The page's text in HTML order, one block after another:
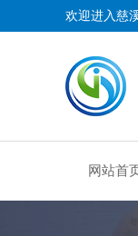
欢迎进入慈
网站首